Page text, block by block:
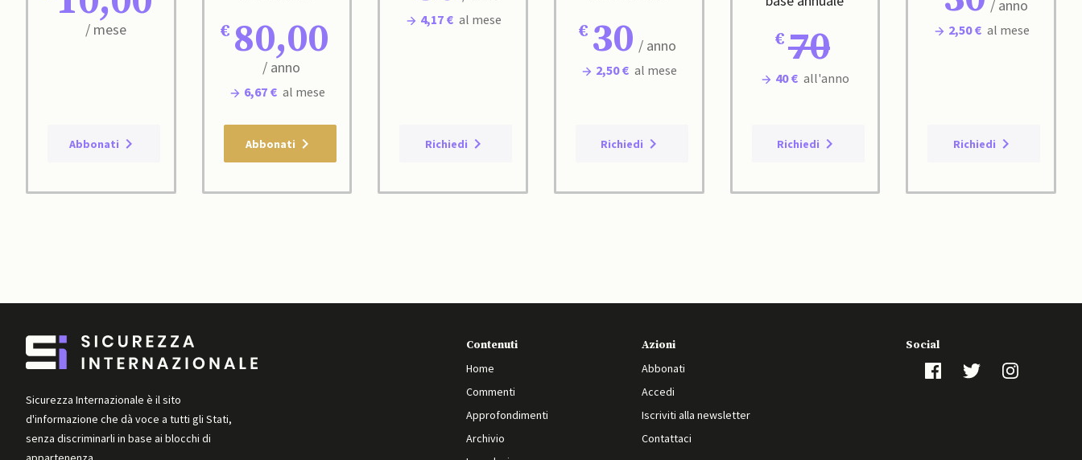
/ mese
Abbonati
80,00
/ anno
6,67 € al mese
Abbonati
4,17 € al mese
Richiedi
30 / anno
2,50 € al mese
Richiedi
70
40 € all'anno
Richiedi
/ anno
2,50 € al mese
Richiedi
Sicurezza Internazionale è il sito
d'informazione che dà voce a tutti gli Stati,
senza discriminarli in base ai blocchi di
Contenuti
Home
Commenti
Approfondimenti
Archivio
Azioni
Abbonati
Accedi
Iscriviti alla newsletter
Contattaci
Social